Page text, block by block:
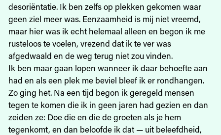
desoriëntatie. Ik ben zelfs op plekken gekomen waar
geen ziel meer was. Eenzaamheid is mij niet vreemd,
maar hier was ik echt helemaal alleen en begon ik me
rusteloos te voelen, vrezend dat ik te ver was
afgedwaald en de weg terug niet zou vinden.
Ik ben maar gaan lopen wanneer ik daar behoefte aan
had en als een plek me beviel bleef ik er rondhangen.
Zo ging het. Na een tijd begon ik geregeld mensen
tegen te komen die ik in geen jaren had gezien en dan
zeiden ze: Doe die en die de groeten als je hem
tegenkomt, en dan beloofde ik dat — uit beleefdheid,